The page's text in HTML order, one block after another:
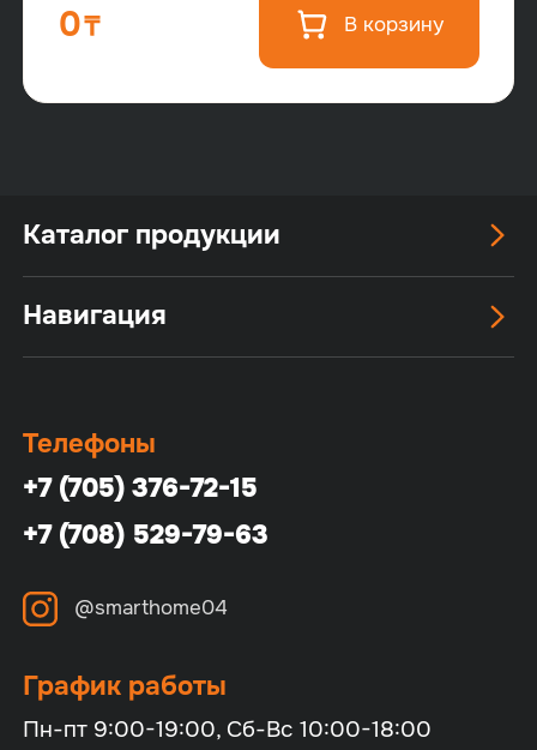
0 В корзину
Каталог продукции
Навигация
Телефоны
+7 (705) 376-72-15
+7 (708) 529-79-63
@smarthome04
График работы
Пн-пт 9:00-19:00, Сб-Вс 10:00-18:00